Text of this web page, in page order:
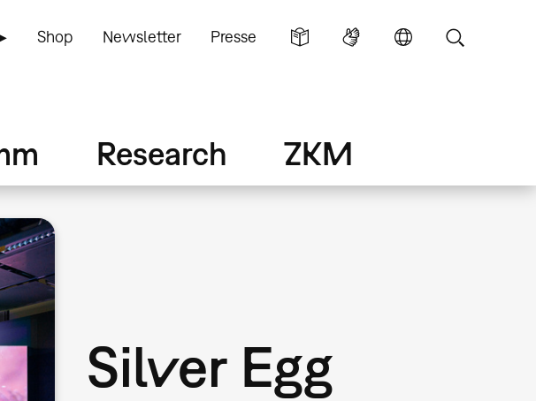
Shop Newsletter Presse
Research ZKM
Silver Egg